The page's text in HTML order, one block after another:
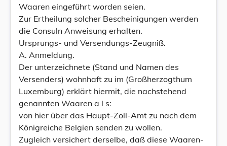
Waaren eingeführt worden seien.
Zur Ertheilung solcher Bescheinigungen werden
die Consuln Anweisung erhalten.
Ursprungs- und Versendungs-Zeugniß.
A. Anmeldung.
Der unterzeichnete (Stand und Namen des
Versenders) wohnhaft zu im (Großherzogthum
Luxemburg) erklärt hiermit, die nachstehend
genannten Waaren a l s:
von hier über das Haupt-Zoll-Amt zu nach dem
Königreiche Belgien senden zu wollen.
Zugleich versichert derselbe, daß diese Waaren-